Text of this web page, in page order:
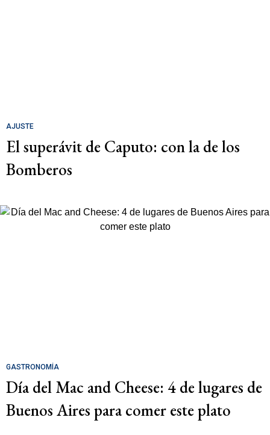
AJUSTE
El superávit de Caputo: con la de los
Bomberos
GASTRONOMÍA
Día del Mac and Cheese: 4 de lugares de
Buenos Aires para comer este plato